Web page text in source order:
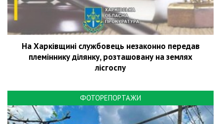
На Харківщині службовець незаконно передав
племіннику ділянку, розташовану на землях
лісгоспу
ФОТОРЕПОРТАЖИ